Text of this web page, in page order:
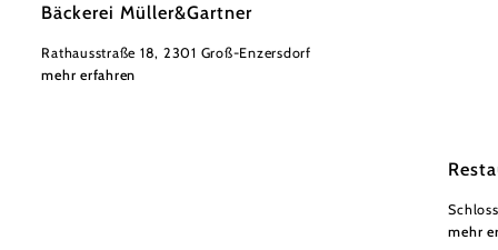
Bäckerei Müller&Gartner
Rathausstraße 18, 2301 Groß-Enzersdorf
mehr erfahren
mehr